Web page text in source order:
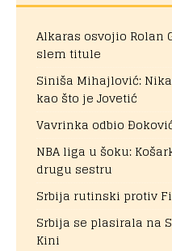
Alkaras osvojio Rolan
slem titule
Siniša Mihajlović:
kao što je Jovetić
Vavrinka odbio
NBA liga u šoku:
drugu sestru
Srbija rutinski protiv
Srbija se plasirala na
Kini